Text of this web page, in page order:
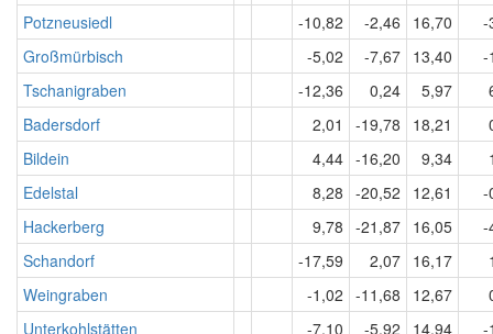
Potzneusiedl
-10,82 -2,46 16,70
-
Großmürbisch
-5,02 -7,67 13,40
-
Tschanigraben
-12,36 0,24 5,97
Badersdorf
2,01 -19,78 18,21
Bildein
4,44 -16,20 9,34
Edelstal
8,28 -20,52 12,61
-
Hackerberg
9,78 -21,87 16,05
-
Schandorf
-17,59 2,07 16,17
Weingraben
-1,02 -11,68 12,67
Unterkohlstätten
-7,10 -5,92 14,94 -